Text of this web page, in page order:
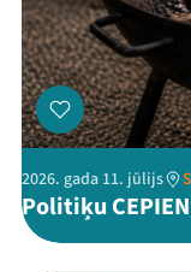
2026. gada 11. jūlijs
Politiķu